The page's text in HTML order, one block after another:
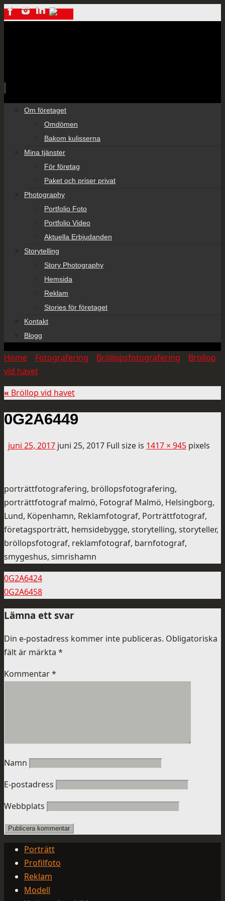
Om företaget
Omdömen
Bakom kulisserna
Mina tjänster
För företag
Paket och priser privat
Photography
Portfolio Foto
Portfolio Video
Aktuella Erbjudanden
Storytelling
Story Photography
Hemsida
Reklam
Stories för företaget
Kontakt
Blogg
Home Fotografering Bröllopsfotografering
Bröllop
vid havet
« Bröllop vid havet
0G2A6449
juni 25, 2017 juni 25, 2017 Full size is 1417 × 945 pixels
porträttfotografering, bröllopsfotografering,
porträttfotograf malmö, Fotograf Malmö, Helsingborg,
Lund, Köpenhamn, Reklamfotograf, Porträttfotograf,
företagsporträtt, hemsidebygge, storytelling, storyteller,
bröllopsfotograf, reklamfotograf, barnfotograf,
smygeshus, simrishamn
0G2A6424
0G2A6458
Lämna ett svar
Din e-postadress kommer inte publiceras. Obligatoriska
fält är märkta *
Kommentar*
Namn
E-postadress
Webbplats
Porträtt
Profilfoto
Reklam
Modell